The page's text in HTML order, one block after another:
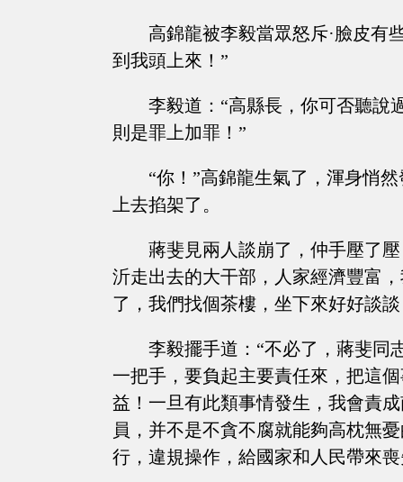
高錦龍被李毅當眾怒斥·臉皮有
到我頭上來！”
李毅道：“高縣長，你可否聽說
則是罪上加罪！”
“你！”高錦龍生氣了，渾身悄
上去掐架了。
蔣斐見兩人談崩了，仲手壓了
沂走出去的大干部，人家經濟豐富
了，我們找個茶樓，坐下來好好談
李毅擺手道：“不必了，蔣斐同
一把手，要負起主要責任來，把這
益！一旦有此類事情發生，我會責
員，并不是不貪不腐就能夠高枕無
行，違規操作，給國家和人民帶來